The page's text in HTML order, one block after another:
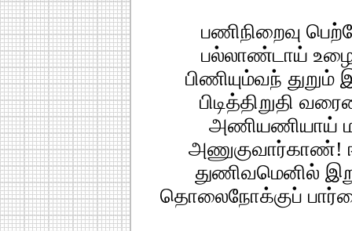
பணிநிறைவு
பல்லாண்டாய்
பிணியும்வந்
பிடித்திறுதி
அணியணியாய்
அணுகுவார்காண்!
துணிவமெனில்
தொலைநோக்குப்